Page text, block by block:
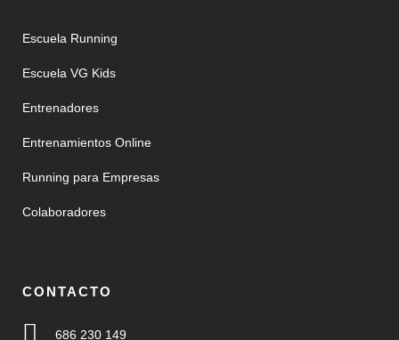
Escuela Running
Escuela VG Kids
Entrenadores
Entrenamientos Online
Running para Empresas
Colaboradores
CONTACTO
686 230 149